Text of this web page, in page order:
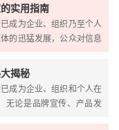
实用指南
成为企业、组织乃至个人
的迅猛发展，公众对信息
，舆情的形成、发展和
揭秘
成为企业、组织和个人在
无论是品牌宣传、产品发